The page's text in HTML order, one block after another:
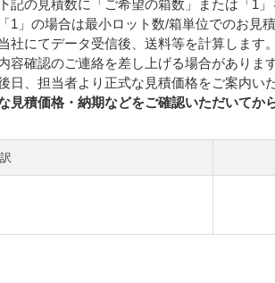
記の見積数に「ご希望の箱数」または「1
1」の場合は最小ロット数/箱単位でのお見積
社にてデータ受信後、送料等を計算します。
容確認のご連絡を差し上げる場合があります
日、担当者より正式な見積価格をご案内い
見積価格・納期などをご確認いただいてか